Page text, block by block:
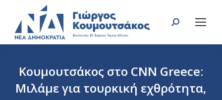
Search:
Κουμουτσάκος στο CNN Greece:
Μιλάμε για τουρκική εχθρότητα,